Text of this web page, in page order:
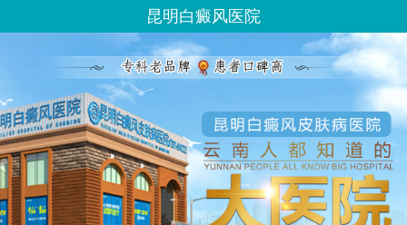
昆明白癜风医院